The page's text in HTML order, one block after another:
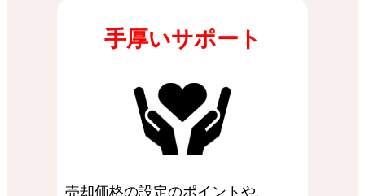
手厚いサポート
売却価格の設定のポイントや、